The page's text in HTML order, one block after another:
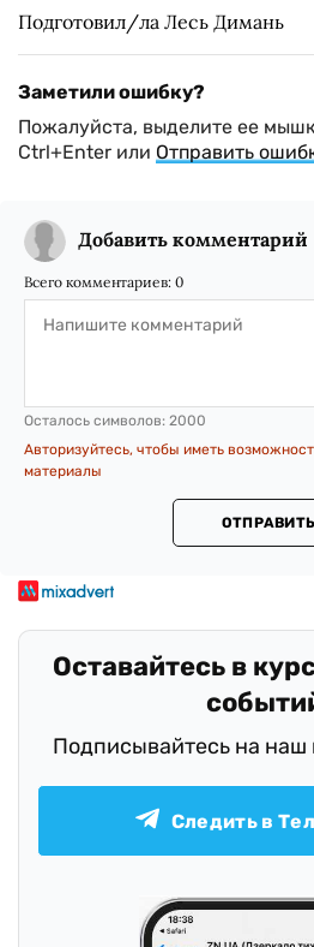
Подготовил/ла Лесь Димань
Заметили ошибку?
Пожалуйста, выделите ее
Ctrl+Enter или Отправить
Добавить комментарий
Всего комментариев: 0
Осталось символов: 2000
Авторизуйтесь, чтобы иметь
материалы
ОТПРАВИТЬ
Оставайтесь в
Подписывайтесь на наш
Следить в